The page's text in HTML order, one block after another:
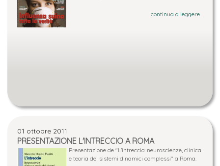
continua a leggere...
01 ottobre 2011
PRESENTAZIONE L'INTRECCIO A ROMA
Presentazione de "L'intreccio: neuroscienze, clinica
e teoria dei sistemi dinamici complessi" a Roma.